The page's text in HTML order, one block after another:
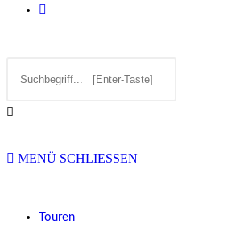
WEBSITE-
SUCHE
UMSCHALTEN
durchsuchen
MENÜ SCHLIESSEN
Touren